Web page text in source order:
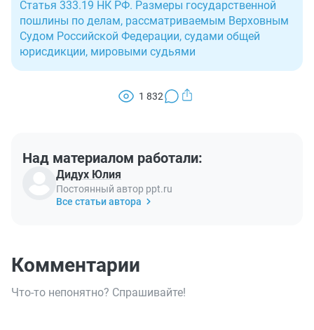
Статья 333.19 НК РФ. Размеры государственной
пошлины по делам, рассматриваемым Верховным
Судом Российской Федерации, судами общей
юрисдикции, мировыми судьями
1 832
Над материалом работали:
Дидух Юлия
Постоянный автор ppt.ru
Все статьи автора
Комментарии
Что-то непонятно? Спрашивайте!